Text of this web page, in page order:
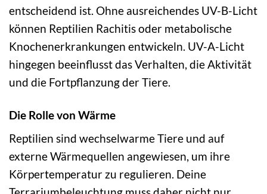
entscheidend ist. Ohne ausreichendes UV-B-Licht
können Reptilien Rachitis oder metabolische
Knochenerkrankungen entwickeln. UV-A-Licht
hingegen beeinflusst das Verhalten, die Aktivität
und die Fortpflanzung der Tiere.
Die Rolle von Wärme
Reptilien sind wechselwarme Tiere und auf
externe Wärmequellen angewiesen, um ihre
Körpertemperatur zu regulieren. Deine